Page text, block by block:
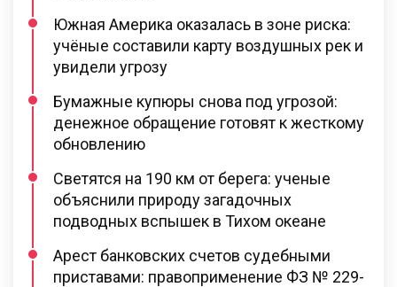
Южная Америка оказалась в зоне риска:
учёные составили карту воздушных рек и
увидели угрозу
Бумажные купюры снова под угрозой:
денежное обращение готовят к жесткому
обновлению
Светятся на 190 км от берега: ученые
объяснили природу загадочных
подводных вспышек в Тихом океане
Арест банковских счетов судебными
приставами: правоприменение ФЗ № 229-